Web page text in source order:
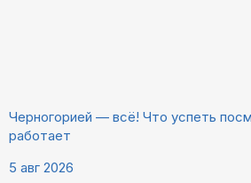
Черногорией — всё! Что успеть
работает
5 авг 2026